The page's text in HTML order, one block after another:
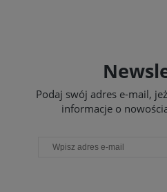
Podaj swój adres e-mail,
informacje o